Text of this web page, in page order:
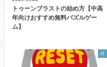
トゥーンブラストの始め方【中高
年向けおすすめ無料パズルゲー
ム】
IT